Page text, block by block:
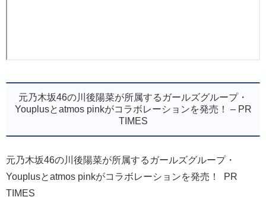
元乃木坂46の川後陽菜が所属するガールズグループ・
Youplusとatmos pinkがコラボレーションを発売！ – PR
TIMES
元乃木坂46の川後陽菜が所属するガールズグループ・
Youplusとatmos pinkがコラボレーションを発売！ PR
TIMES